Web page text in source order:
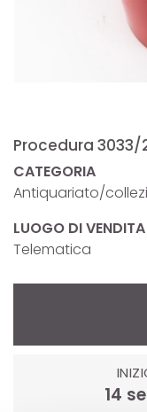
Procedura 3033/
CATEGORIA
Antiquariato/
LUOGO DI VENDITA
Telematica
14